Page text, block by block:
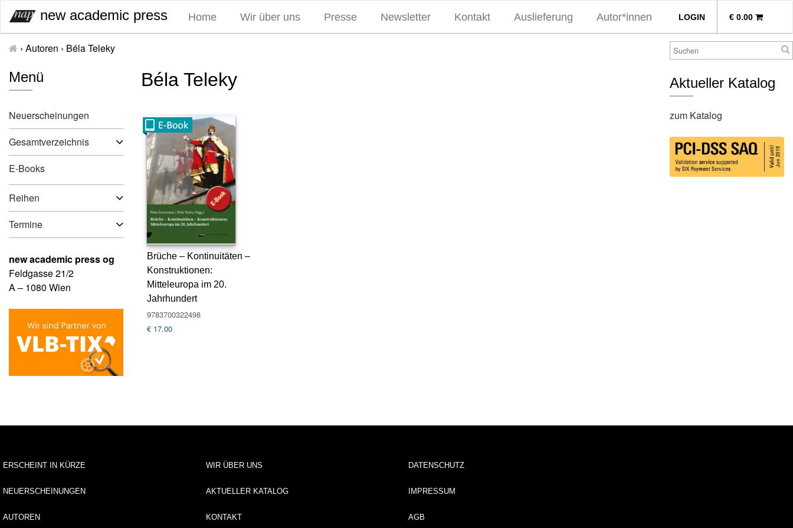
i
new academic press LOGIN € 0.00
Home Wir über uns Presse Newsletter Kontakt Auslieferung Autor*innen
› Autoren › Béla Teleky
Menü
Neuerscheinungen
Gesamtverzeichnis
E-Books
Reihen
Termine
new academic press og
Feldgasse 21/2
A – 1080 Wien
Béla Teleky
Brüche – Kontinuitäten –
Konstruktionen:
Mitteleuropa im 20.
Jahrhundert
9783700322498
€ 17.00
Aktueller Katalog
zum Katalog
ERSCHEINT IN KÜRZE
NEUERSCHEINUNGEN
AUTOREN
WIR ÜBER UNS
AKTUELLER KATALOG
KONTAKT
DATENSCHUTZ
IMPRESSUM
AGB